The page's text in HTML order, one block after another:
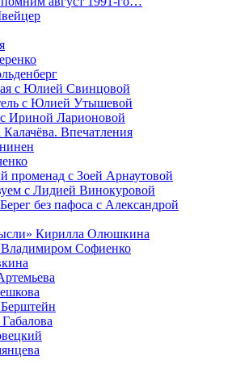
с Юлией Свинцовой
с Юлией Утышевой
Ириной Ларионовой
Впечатления
променад с Зоей Арнаутовой
с Лидией Винокуровой
без пафоса с Александрой
Кирилла Олюшкина
Владимиром Софиенко